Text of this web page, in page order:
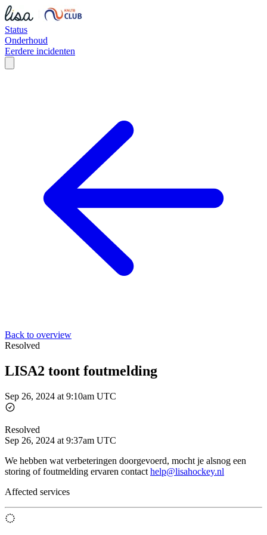
Status
Onderhoud
Eerdere incidenten
Back to overview
Resolved
LISA2 toont foutmelding
Sep 26, 2024 at 9:10am UTC
Resolved
Sep 26, 2024 at 9:37am UTC
We hebben wat verbeteringen doorgevoerd, mocht je alsnog een
storing of foutmelding ervaren contact help@lisahockey.nl
Affected services